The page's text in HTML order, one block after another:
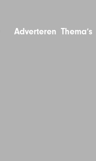
Adverteren Thema’s